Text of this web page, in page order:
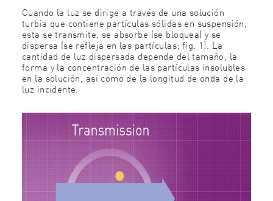
Cuando la luz se dirige a través de una solución
turbia que contiene partículas sólidas en suspensión,
esta se transmite, se absorbe (se bloquea) y se
dispersa (se refleja en las partículas; fig. 1). La
cantidad de luz dispersada depende del tamaño, la
forma y la concentración de las partículas insolubles
en la solución, así como de la longitud de onda de la
luz incidente.